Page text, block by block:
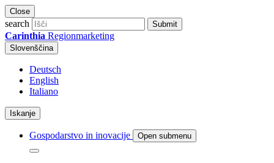
Close
search Submit
Carinthia Regionmarketing
Slovenščina
Deutsch
English
Italiano
Iskanje
Gospodarstvo in inovacije Open submenu